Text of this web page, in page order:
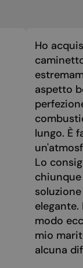
Ho
aspetto
lungo. È
Lo
modo
mio
alcuna